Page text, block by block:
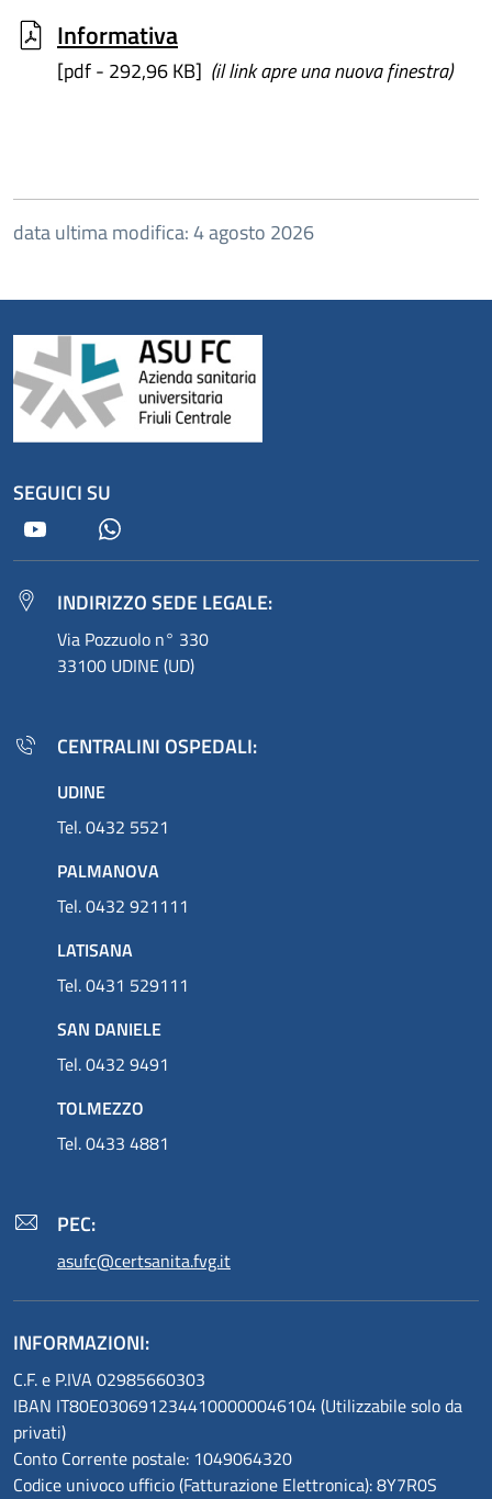
Informativa
[pdf - 292,96 KB] (il link apre una nuova finestra)
data ultima modifica: 4 agosto 2026
SEGUICI SU
Youtube
INDIRIZZO SEDE LEGALE:
Via Pozzuolo n° 330
33100 UDINE (UD)
CENTRALINI OSPEDALI:
UDINE
Tel. 0432 5521
PALMANOVA
Tel. 0432 921111
LATISANA
Tel. 0431 529111
SAN DANIELE
Tel. 0432 9491
TOLMEZZO
Tel. 0433 4881
PEC:
asufc@certsanita.fvg.it
INFORMAZIONI:
C.F. e P.IVA 02985660303
IBAN IT80E0306912344100000046104 (Utilizzabile solo da
privati)
Conto Corrente postale: 1049064320
Codice univoco ufficio (Fatturazione Elettronica): 8Y7R0S